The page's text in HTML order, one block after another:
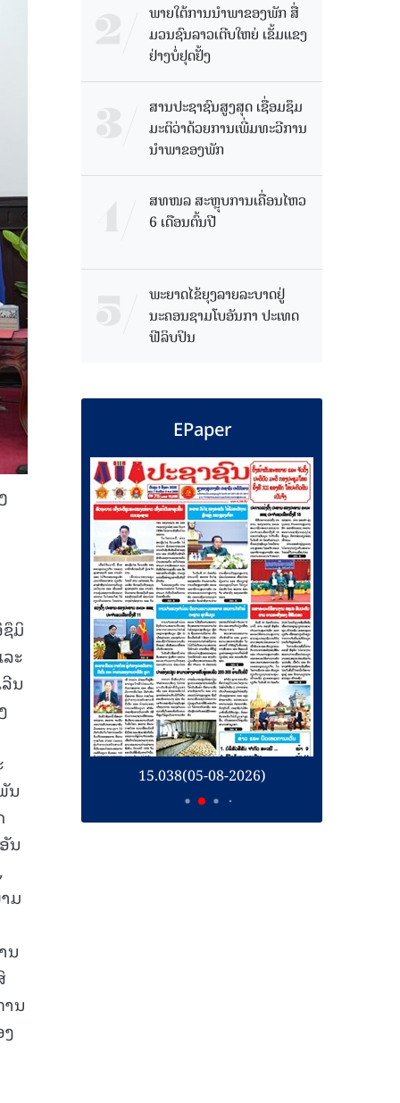
ມິ
ະ
ນ
ນ
ນ
ມ
ນ
ນ
ພາຍໃຕ້ການນໍາພາຂອງພັກ ສື່
ມວນຊົນລາວເຕີບໃຫຍ່ ເຂັ້ມແຂງ
ຢ່າງບໍ່ຢຸດຢັ້ງ
ສານປະຊາຊົນສູງສຸດ ເຊື່ອມຊຶມ
ມະຕິວ່າດ້ວຍການເພີ່ມທະວີການ
ນຳພາຂອງພັກ
ສທໜລ ສະຫຼຸບການເຄື່ອນໄຫວ
6 ເດືອນຕົ້ນປີ
ພະຍາດໄຂ້ຍຸງລາຍລະບາດຢູ່
ນະຄອນຊາມໂບ​ອັນກາ ປະເທດ
ຟີລິບປິນ
EPaper
15.038(05-08-2026)